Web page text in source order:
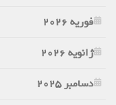
فوریه 2026
ژانویه 2026
دسامبر 2025